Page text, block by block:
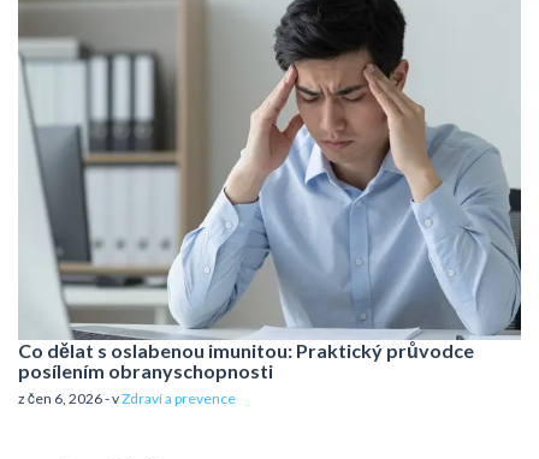
Co dělat s oslabenou imunitou: Praktický průvodce
posílením obranyschopnosti
z čen 6, 2026 - vZdraví a prevence